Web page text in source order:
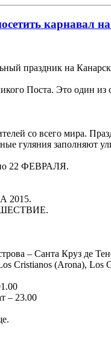
карнавал
праздник на
Поста. Это один
со всего мира.
гуляния заполняют
по 22 ФЕВРАЛЯ.
2015.
ШЕСТВИЕ.
– Санта Круз де
Cristianos (Arona), Los
– 23.00